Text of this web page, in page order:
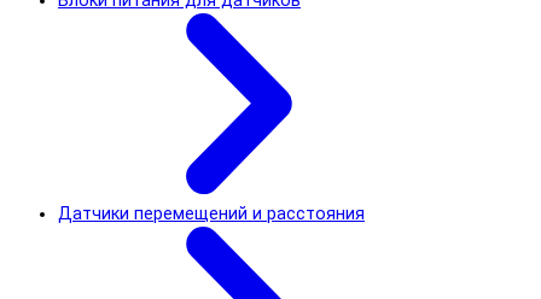
Датчики перемещений и расстояния